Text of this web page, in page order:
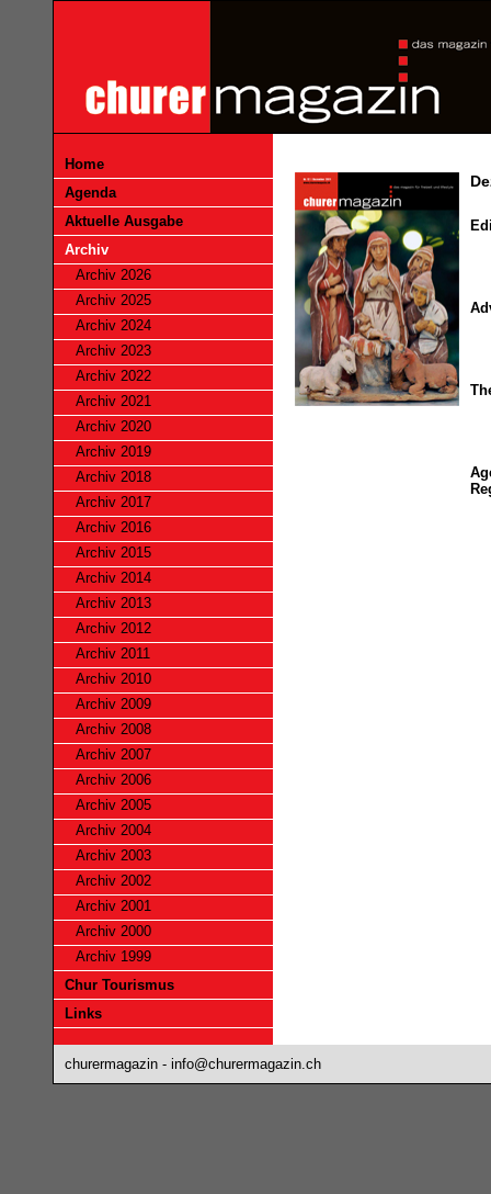
Home
Agenda
Aktuelle Ausgabe
Archiv
Archiv 2026
Archiv 2025
Archiv 2024
Archiv 2023
Archiv 2022
Archiv 2021
Archiv 2020
Archiv 2019
Archiv 2018
Archiv 2017
Archiv 2016
Archiv 2015
Archiv 2014
Archiv 2013
Archiv 2012
Archiv 2011
Archiv 2010
Archiv 2009
Archiv 2008
Archiv 2007
Archiv 2006
Archiv 2005
Archiv 2004
Archiv 2003
Archiv 2002
Archiv 2001
Archiv 2000
Archiv 1999
Chur Tourismus
Links
churermagazin - info@churermagazin.ch